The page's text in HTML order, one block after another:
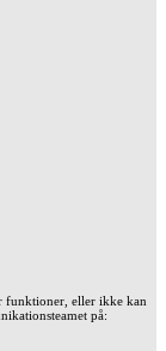
funktioner, eller ikke kan
på: